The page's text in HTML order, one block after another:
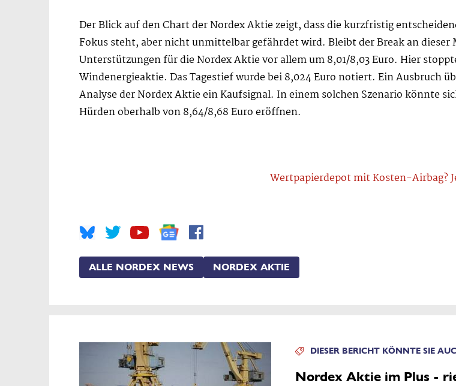
Der Blick auf den Chart der Nordex Aktie zeigt, dass die kurzfristig
Fokus steht, aber nicht unmittelbar gefährdet wird. Bleibt der Break an
Unterstützungen für die Nordex Aktie vor allem um 8,01/8,03 Euro. Hier
Windenergieaktie. Das Tagestief wurde bei 8,024 Euro notiert. Ein Ausbruch
Analyse der Nordex Aktie ein Kaufsignal. In einem solchen Szenario könnte
Hürden oberhalb von 8,64/8,68 Euro eröffnen.
Wertpapierdepot mit Kosten-Airbag?
ALLE NORDEX NEWS NORDEX AKTIE
DIESER BERICHT KÖNNTE SIE
Nordex Aktie im Plus -